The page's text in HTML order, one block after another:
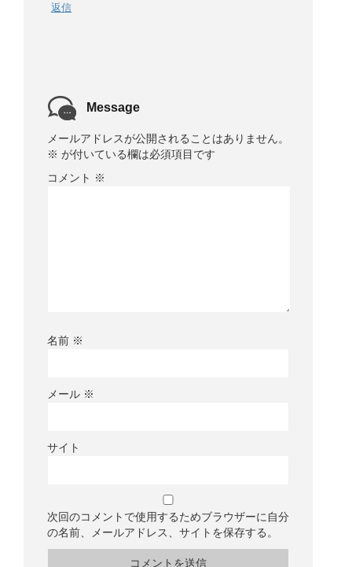
返信
Message
メールアドレスが公開されることはありません。
※ が付いている欄は必須項目です
コメント ※
名前 ※
メール ※
サイト
次回のコメントで使用するためブラウザーに自分
の名前、メールアドレス、サイトを保存する。